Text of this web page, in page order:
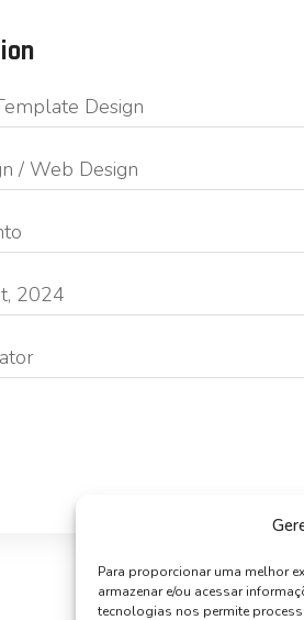
Para proporcionar uma melhor
armazenar e/ou acessar
tecnologias nos permite
Design
/ Web Design
2024